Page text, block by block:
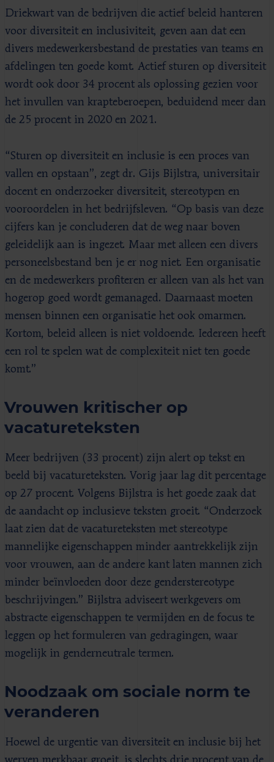
Driekwart van de bedrijven die actief beleid hanteren
voor diversiteit en inclusiviteit, geven aan dat een
divers medewerkersbestand de prestaties van teams en
afdelingen ten goede komt. Actief sturen op diversiteit
wordt ook door 34 procent als oplossing gezien voor
het invullen van krapteberoepen, beduidend meer dan
de 25 procent in 2020 en 2021.
“Sturen op diversiteit en inclusie is een proces van
vallen en opstaan”, zegt dr. Gijs Bijlstra, universitair
docent en onderzoeker diversiteit, stereotypen en
vooroordelen in het bedrijfsleven. “Op basis van deze
cijfers kan je concluderen dat de weg naar boven
geleidelijk aan is ingezet. Maar met alleen een divers
personeelsbestand ben je er nog niet. Een organisatie
en de medewerkers profiteren er alleen van als het van
hogerop goed wordt gemanaged. Daarnaast moeten
mensen binnen een organisatie het ook omarmen.
Kortom, beleid alleen is niet voldoende. Iedereen heeft
een rol te spelen wat de complexiteit niet ten goede
komt.”
Vrouwen kritischer op
vacatureteksten
Meer bedrijven (33 procent) zijn alert op tekst en
beeld bij vacatureteksten. Vorig jaar lag dit percentage
op 27 procent. Volgens Bijlstra is het goede zaak dat
de aandacht op inclusieve teksten groeit. “Onderzoek
laat zien dat de vacatureteksten met stereotype
mannelijke eigenschappen minder aantrekkelijk zijn
voor vrouwen, aan de andere kant laten mannen zich
minder beïnvloeden door deze genderstereotype
beschrijvingen.” Bijlstra adviseert werkgevers om
abstracte eigenschappen te vermijden en de focus te
leggen op het formuleren van gedragingen, waar
mogelijk in genderneutrale termen.
Noodzaak om sociale norm te
veranderen
Hoewel de urgentie van diversiteit en inclusie bij het